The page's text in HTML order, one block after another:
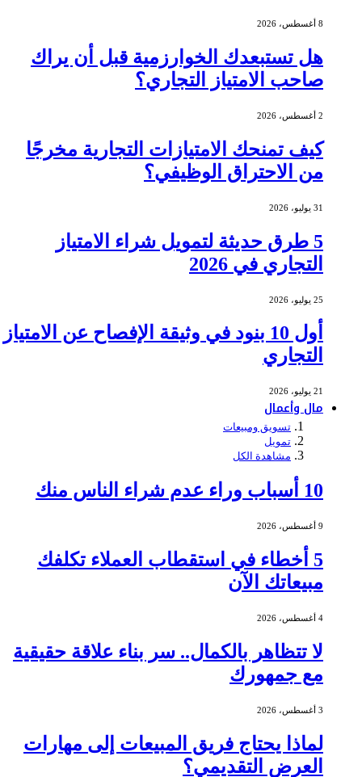
8 أغسطس، 2026
هل تستبعدك الخوارزمية قبل أن يراك
صاحب الامتياز التجاري؟
2 أغسطس، 2026
كيف تمنحك الامتيازات التجارية مخرجًا
من الاحتراق الوظيفي؟
31 يوليو، 2026
5 طرق حديثة لتمويل شراء الامتياز
التجاري في 2026
25 يوليو، 2026
أول 10 بنود في وثيقة الإفصاح عن الامتياز
التجاري
21 يوليو، 2026
مال وأعمال
تسويق ومبيعات
تمويل
مشاهدة الكل
10 أسباب وراء عدم شراء الناس منك
9 أغسطس، 2026
5 أخطاء في استقطاب العملاء تكلفك
مبيعاتك الآن
4 أغسطس، 2026
لا تتظاهر بالكمال.. سر بناء علاقة حقيقية
مع جمهورك
3 أغسطس، 2026
لماذا يحتاج فريق المبيعات إلى مهارات
العرض التقديمي؟